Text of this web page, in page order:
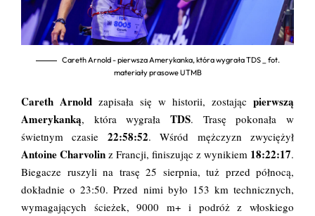
Careth Arnold - pierwsza Amerykanka, która wygrała TDS _ fot.
materiały prasowe UTMB
Careth Arnold zapisała się w historii, zostając pierwszą
Amerykanką, która wygrała TDS. Trasę pokonała w
świetnym czasie 22:58:52. Wśród mężczyzn zwyciężył
Antoine Charvolin z Francji, finiszując z wynikiem 18:22:17.
Biegacze ruszyli na trasę 25 sierpnia, tuż przed północą,
dokładnie o 23:50. Przed nimi było 153 km technicznych,
wymagających ścieżek, 9000 m+ i podróż z włoskiego